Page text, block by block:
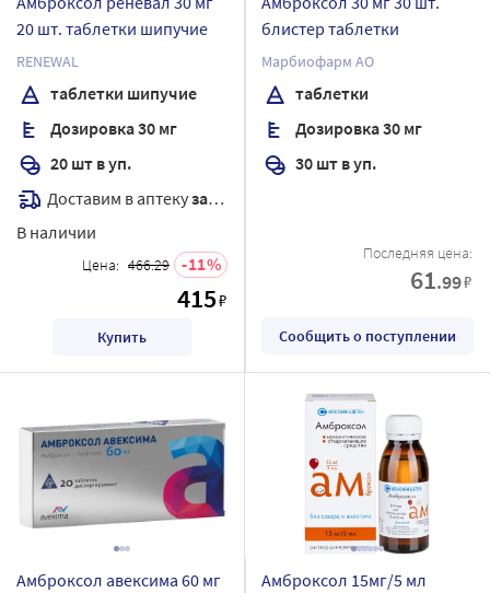
20 шт. таблетки шипучие
RENEWAL
таблетки шипучие
Дозировка 30 мг
20 шт в уп.
Доставим в аптекузавтра
В наличии
Цена: 466.29 11
415₽
Купить
блистер таблетки
Марбиофарм АО
таблетки
Дозировка 30 мг
30 шт в уп.
Последняя цена:
61.99₽
Сообщить о поступлении
Амброксол авексима 60 мг
Амброксол 15мг/5 мл